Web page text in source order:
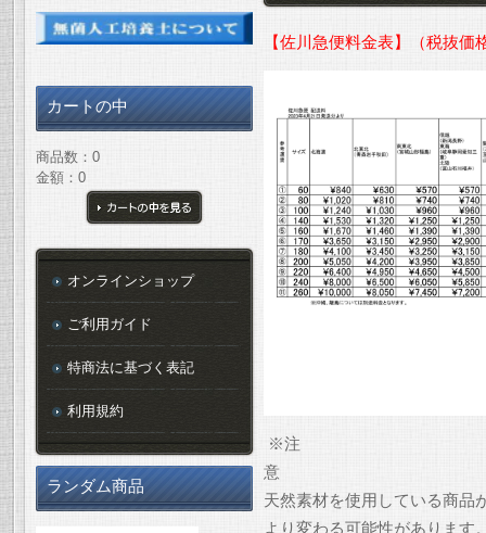
【佐川急便料金表】（税抜価
※注
天然素材を使用している商品
より変わる可能性があります
カートの中
商品数：0
金額：0
オンラインショップ
ご利用ガイド
特商法に基づく表記
利用規約
ランダム商品